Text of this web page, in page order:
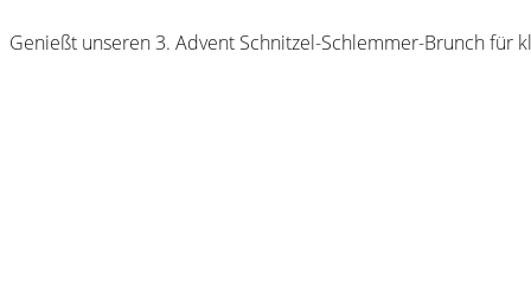
Genießt unseren 3. Advent Schnitzel-Schlemmer-Brunch für